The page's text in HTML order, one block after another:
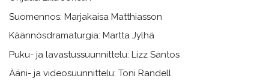
Suomennos: Marjakaisa Matthiasson
Käännösdramaturgia: Martta Jylhä
Puku- ja lavastussuunnittelu: Lizz Santos
Ääni- ja videosuunnittelu: Toni Randell